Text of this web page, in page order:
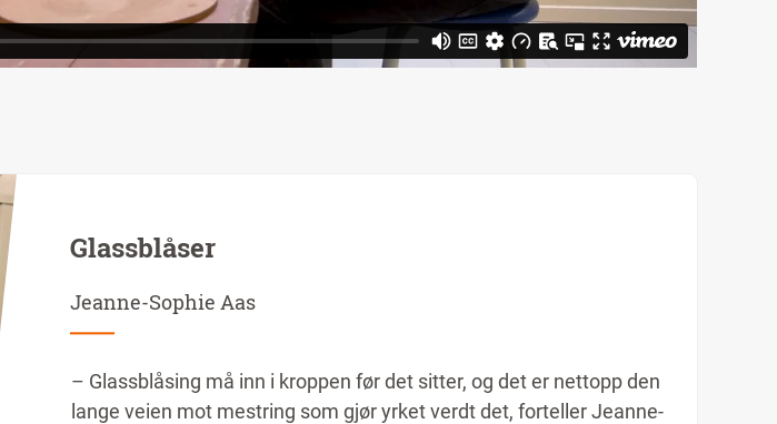
Glassblåser
Jeanne-Sophie Aas
– Glassblåsing må inn i kroppen før det sitter, og det er nettopp den
lange veien mot mestring som gjør yrket verdt det, forteller Jeanne-